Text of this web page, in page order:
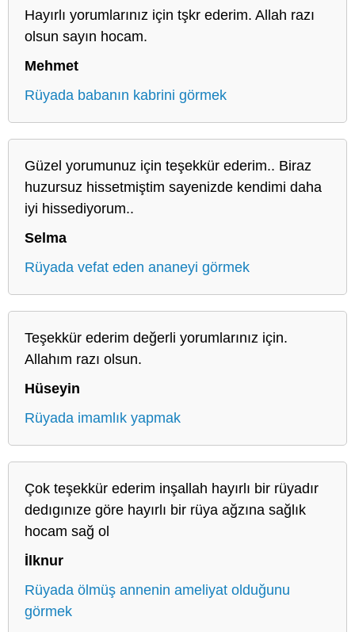
Hayırlı yorumlarınız için tşkr ederim. Allah razı
olsun sayın hocam.
Mehmet
Rüyada babanın kabrini görmek
Güzel yorumunuz için teşekkür ederim.. Biraz
huzursuz hissetmiştim sayenizde kendimi daha
iyi hissediyorum..
Selma
Rüyada vefat eden ananeyi görmek
Teşekkür ederim değerli yorumlarınız için.
Allahım razı olsun.
Hüseyin
Rüyada imamlık yapmak
Çok teşekkür ederim inşallah hayırlı bir rüyadır
dedıgınıze göre hayırlı bir rüya ağzına sağlık
hocam sağ ol
İlknur
Rüyada ölmüş annenin ameliyat olduğunu
görmek